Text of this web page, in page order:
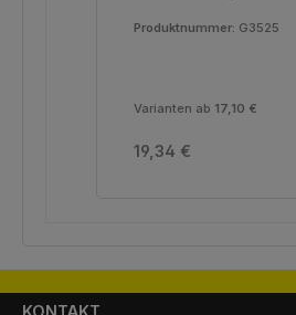
Produktnummer: G3525
Varianten ab 17,10 €
Regulärer Preis:
19,34 €
KONTAKT